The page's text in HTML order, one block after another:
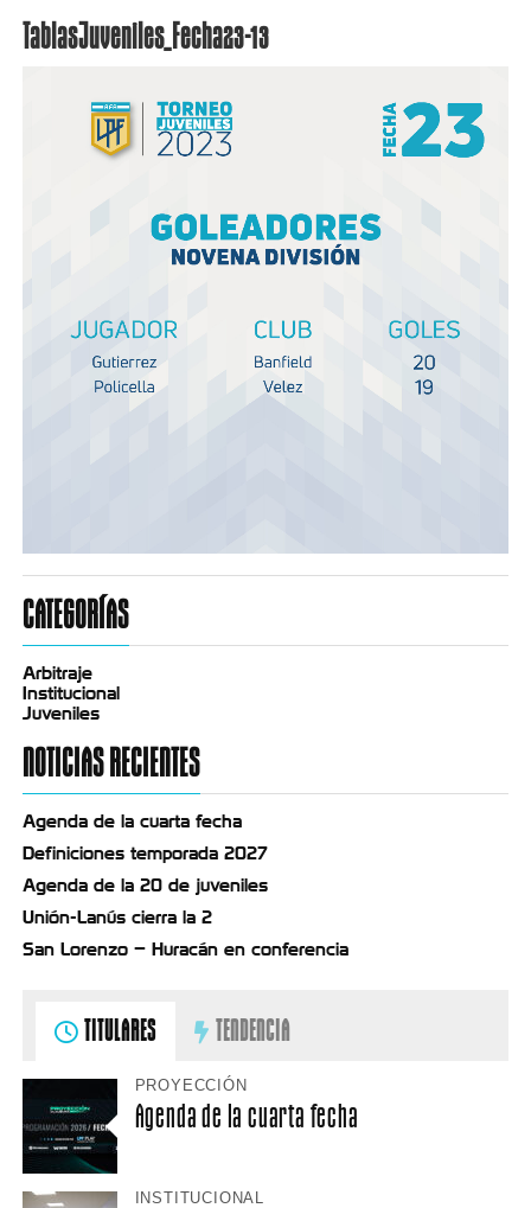
TablasJuveniles_Fecha23-13
CATEGORÍAS
Arbitraje
Institucional
Juveniles
NOTICIAS RECIENTES
Agenda de la cuarta fecha
Definiciones temporada 2027
Agenda de la 20 de juveniles
Unión-Lanús cierra la 2
San Lorenzo – Huracán en conferencia
TITULARES TENDENCIA
PROYECCIÓN
Agenda de la cuarta fecha
INSTITUCIONAL